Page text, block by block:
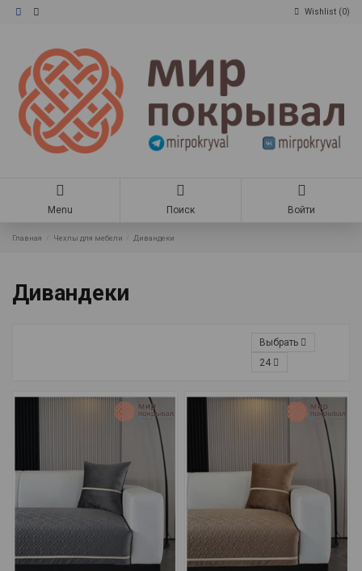
Wishlist (0)
Menu Поиск Войти
Главная Чехлы для мебели Дивандеки
Дивандеки
Выбрать
24